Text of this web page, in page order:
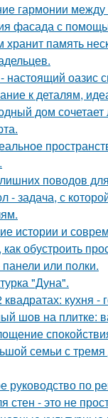
гармонии
фасада с
хранит память
настоящий оазис
к деталям,
дом
поводов
- задача, с
истории и
обустроить
или полки.
"Дуна".
кухня -
шов на плитке:
семьи с тремя
руководство по
стен - это не